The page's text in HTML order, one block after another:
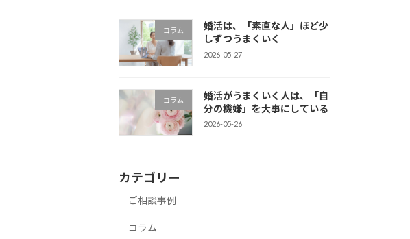
コラム
婚活は、「素直な人」ほど少
しずつうまくいく
2026-05-27
コラム
婚活がうまくいく人は、「自
分の機嫌」を大事にしている
2026-05-26
カテゴリー
ご相談事例
コラム